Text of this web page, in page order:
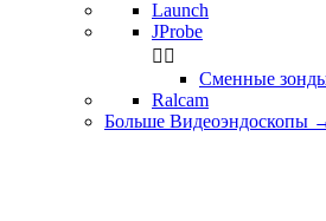
Launch
JProbe
 
Сменные
Ralcam
Больше Видеоэндоскопы